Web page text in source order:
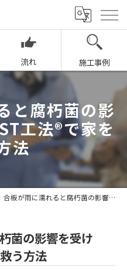
流れ 施工事例
と腐朽菌の影
工法®で家を
法
合板が雨に濡れると腐朽菌の影響を受ける？MIST工法®で家を救う方法
菌の影響を受け
う方法